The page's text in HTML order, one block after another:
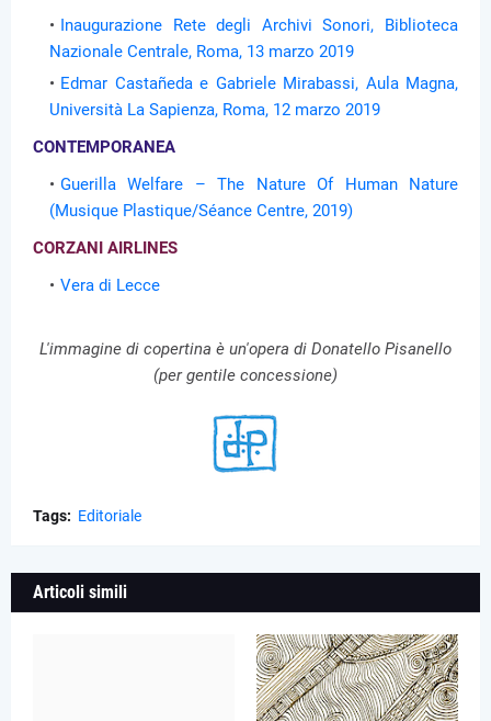
Inaugurazione Rete degli Archivi Sonori, Biblioteca
Nazionale Centrale, Roma, 13 marzo 2019
Edmar Castañeda e Gabriele Mirabassi, Aula Magna,
Università La Sapienza, Roma, 12 marzo 2019
CONTEMPORANEA
Guerilla Welfare – The Nature Of Human Nature
(Musique Plastique/Séance Centre, 2019)
CORZANI AIRLINES
Vera di Lecce
L'immagine di copertina è un'opera di Donatello Pisanello
(per gentile concessione)
Tags: Editoriale
Articoli simili